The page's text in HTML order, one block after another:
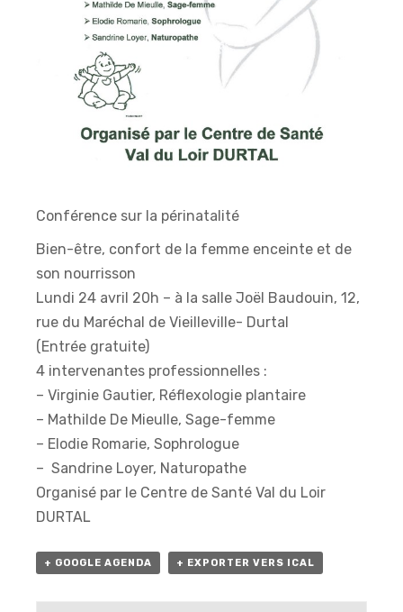
Conférence sur la périnatalité
Bien-être, confort de la femme enceinte et de
son nourrisson
Lundi 24 avril 20h – à la salle Joël Baudouin, 12,
rue du Maréchal de Vieilleville- Durtal
(Entrée gratuite)
4 intervenantes professionnelles :
– Virginie Gautier, Réflexologie plantaire
– Mathilde De Mieulle, Sage-femme
– Elodie Romarie, Sophrologue
– Sandrine Loyer, Naturopathe
Organisé par le Centre de Santé Val du Loir
DURTAL
+ GOOGLE AGENDA + EXPORTER VERS ICAL